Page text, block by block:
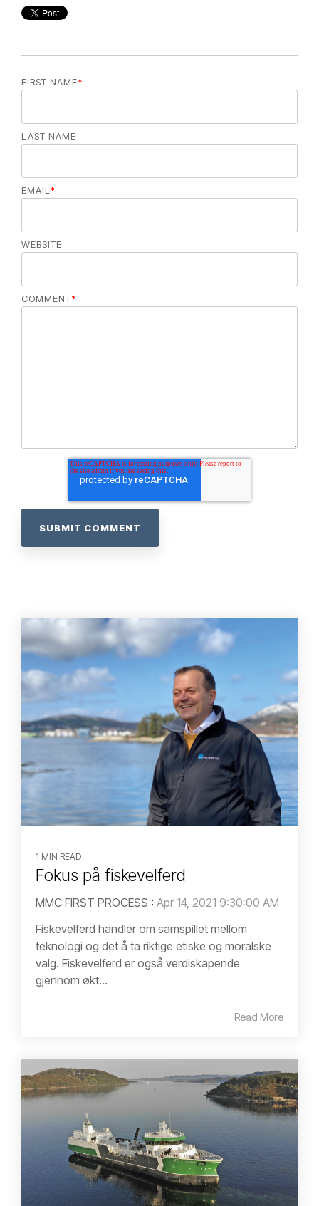
FIRST NAME*
LAST NAME
EMAIL*
WEBSITE
COMMENT*
1 MIN READ
Fokus på fiskevelferd
MMC FIRST PROCESS : Apr 14, 2021 9:30:00 AM
Fiskevelferd handler om samspillet mellom
teknologi og det å ta riktige etiske og moralske
valg. Fiskevelferd er også verdiskapende
gjennom økt...
Read More